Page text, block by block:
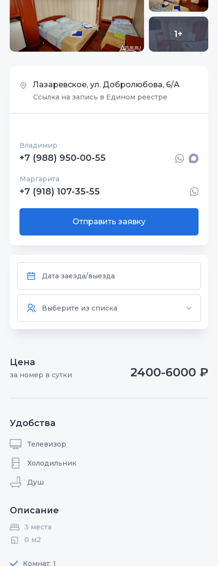
1+
Лазаревское, ул. Добролюбова, 6/А
Ссылка на запись в Едином реестре
Владимир
+7 (988) 950-00-55
Маргарита
+7 (918) 107-35-55
Отправить заявку
Цена
за номер в сутки 2400-6000 ₽
Удобства
Телевизор
Холодильник
Душ
Описание
3 места
0 м2
Комнат: 1